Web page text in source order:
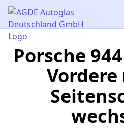
AGDE Autoglas Deutschland
Porsche